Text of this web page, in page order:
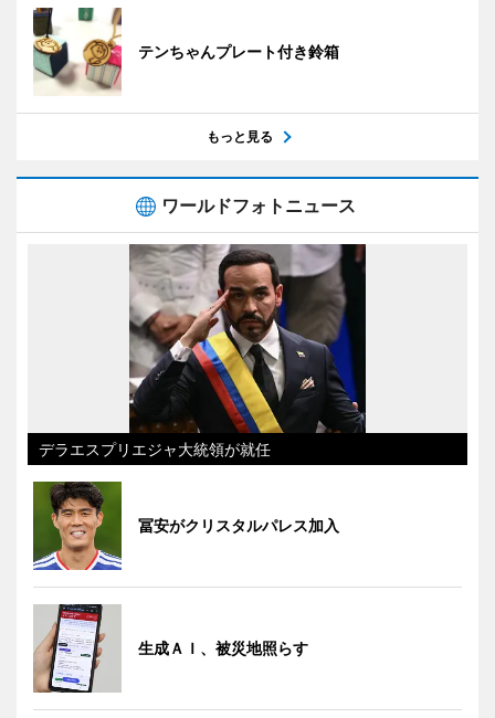
テンちゃんプレート付き鈴箱
もっと見る
ワールドフォトニュース
デラエスプリエジャ大統領が就任
冨安がクリスタルパレス加入
生成ＡＩ、被災地照らす